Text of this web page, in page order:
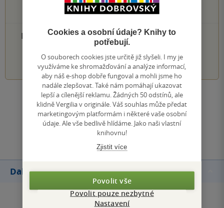
2 hvězdičky
0×
1 hvezdička
PŘIDEJTE SVÉ HODNOCENÍ PRODUKTU
1 2 3 4 5
Zobrazit všechna hodnocení
Přidat hodnocení
Další knihy autora
Cookies a osobní údaje? Knihy to
potřebují.
O souborech cookies jste určitě již slyšeli. I my je
využíváme ke shromažďování a analýze informací,
aby náš e-shop dobře fungoval a mohli jsme ho
nadále zlepšovat. Také nám pomáhají ukazovat
lepší a cílenější reklamu. Žádných 50 odstínů, ale
klidně Vergilia v originále. Váš souhlas může předat
marketingovým platformám i některé vaše osobní
údaje. Ale vše bedlivě hlídáme. Jako naši vlastní
knihovnu!
Zjistit více
Povolit vše
Povolit pouze nezbytné
Nastavení